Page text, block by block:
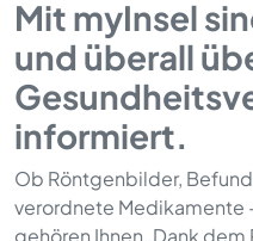
Mit myInsel
und überall
informiert.
Ob Röntgenbilder,
verordnete Medikamente
gehören Ihnen. Dank